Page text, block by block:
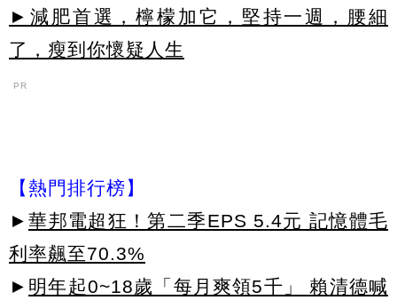
►減肥首選，檸檬加它，堅持一週，腰細
了，瘦到你懷疑人生
PR
【熱門排行榜】
► 華邦電超狂！第二季EPS 5.4元 記憶體毛
利率飆至70.3%
► 明年起0~18歲「每月爽領5千」 賴清德喊